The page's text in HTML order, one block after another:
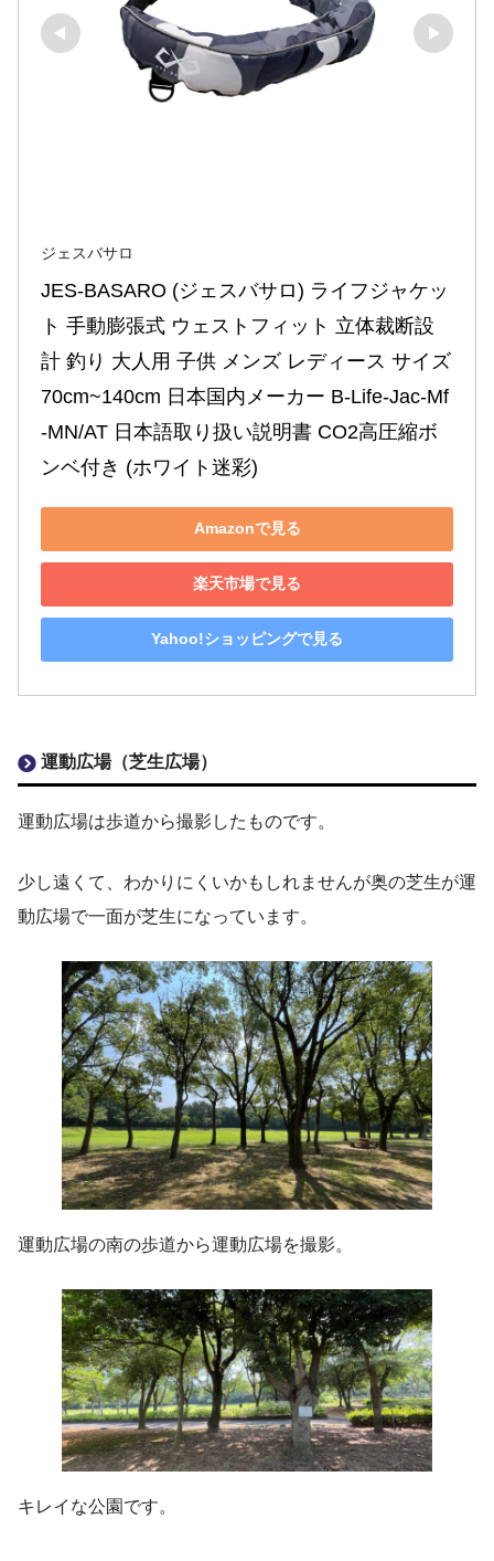
ジェスバサロ
JES-BASARO (ジェスバサロ) ライフジャケッ
ト 手動膨張式 ウェストフィット 立体裁断設
計 釣り 大人用 子供 メンズ レディース サイズ
70cm~140cm 日本国内メーカー B-Life-Jac-Mf
-MN/AT 日本語取り扱い説明書 CO2高圧縮ボ
ンベ付き (ホワイト迷彩)
Amazonで見る
楽天市場で見る
Yahoo!ショッピングで見る
運動広場（芝生広場）
運動広場は歩道から撮影したものです。
少し遠くて、わかりにくいかもしれませんが奥の芝生が運
動広場で一面が芝生になっています。
運動広場の南の歩道から運動広場を撮影。
キレイな公園です。